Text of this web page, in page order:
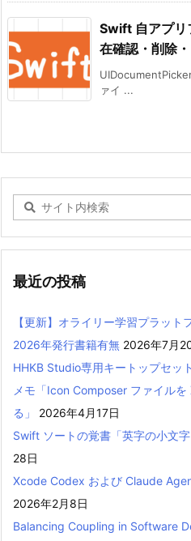
Swift 自アプリ
在確認・削除
ァイ ...
最近の投稿
【更新】オライリー学習プラッ
2026年発行書籍有無 2026年7月
HHKB Studio専用キートップセッ
メモ「Icon Composer ファイル
る」
2026年4月17日
Swift ソートの覚書「英字の小文字
28日
Xcode Codex および Claude
2026年2月8日
Balancing Coupling in Software